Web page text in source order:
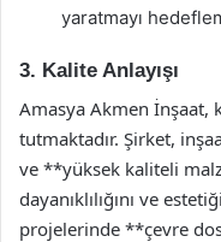
yaratmayı
3. Kalite Anlayışı
Amasya Akmen İnşaat,
tutmaktadır. Şirket,
ve **yüksek kaliteli
dayanıklılığını ve
projelerinde **çevre